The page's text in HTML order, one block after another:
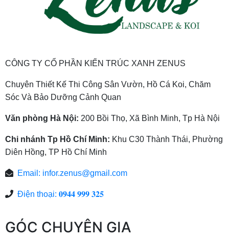
CÔNG TY CỔ PHẦN KIẾN TRÚC XANH ZENUS
Chuyên Thiết Kế Thi Công Sân Vườn, Hồ Cá Koi, Chăm
Sóc Và Bảo Dưỡng Cảnh Quan
Văn phòng Hà Nội: 200 Bồi Thọ, Xã Bình Minh, Tp Hà Nội
Chi nhánh Tp Hồ Chí Minh: Khu C30 Thành Thái, Phường
Diên Hồng, TP Hồ Chí Minh
Email: infor.zenus@gmail.com
Điện thoại: 𝟎𝟗𝟒𝟒 𝟗𝟗𝟗 𝟑𝟐𝟓
GÓC CHUYÊN GIA